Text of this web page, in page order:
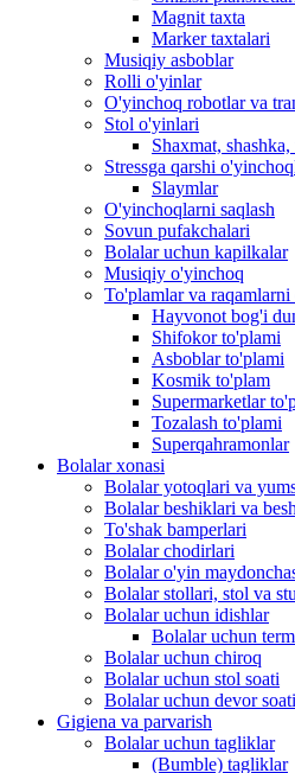
Magnit taxta
Marker taxtalari
Musiqiy asboblar
Rolli o'yinlar
O'yinchoq robotlar va
Stol o'yinlari
Shaxmat, shashka,
Stressga qarshi
Slaymlar
O'yinchoqlarni saqlash
Sovun pufakchalari
Bolalar uchun kapilkalar
Musiqiy o'yinchoq
To'plamlar va
Hayvonot bog'i
Shifokor to'plami
Asboblar to'plami
Kosmik to'plam
Supermarketlar
Tozalash to'plami
Superqahramonlar
Bolalar xonasi
Bolalar yotoqlari va
Bolalar beshiklari va
To'shak bamperlari
Bolalar chodirlari
Bolalar o'yin
Bolalar stollari, stol va
Bolalar uchun idishlar
Bolalar uchun
Bolalar uchun chiroq
Bolalar uchun stol soati
Bolalar uchun devor soati
Gigiena va parvarish
Bolalar uchun tagliklar
(Bumble) tagliklar